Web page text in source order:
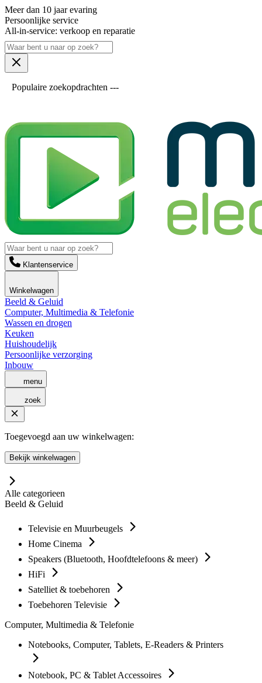
Meer dan 10 jaar evaring
Persoonlijke service
All-in-service: verkoop en reparatie
Populaire zoekopdrachten ---
Klantenservice
Winkelwagen
Beeld & Geluid
Computer, Multimedia & Telefonie
Wassen en drogen
Keuken
Huishoudelijk
Persoonlijke verzorging
Inbouw
menu
zoek
Toegevoegd aan uw winkelwagen:
Bekijk winkelwagen
Alle categorieen
Beeld & Geluid
Televisie en Muurbeugels
Home Cinema
Speakers (Bluetooth, Hoofdtelefoons & meer)
HiFi
Satelliet & toebehoren
Toebehoren Televisie
Computer, Multimedia & Telefonie
Notebooks, Computer, Tablets, E-Readers & Printers
Notebook, PC & Tablet Accessoires